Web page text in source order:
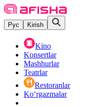
Рус Kirish
Kino
Konsertlar
Mashhurlar
Teatrlar
Restoranlar
Ko‘rgazmalar